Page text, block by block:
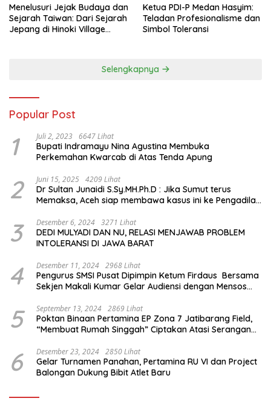
Menelusuri Jejak Budaya dan
Sejarah Taiwan: Dari Sejarah
Jepang di Hinoki Village
Ketua PDI-P Medan Hasyim:
Teladan Profesionalisme dan
Simbol Toleransi
Selengkapnya
Popular Post
1 Juli 2, 2023 6647 Lihat
Bupati Indramayu Nina Agustina Membuka
Perkemahan Kwarcab di Atas Tenda Apung
2 Juni 15, 2025 4209 Lihat
Dr Sultan Junaidi S.Sy.MH.Ph.D : Jika Sumut terus
Memaksa, Aceh siap membawa kasus ini ke Pengadilan
3 Desember 6, 2024 3271 Lihat
DEDI MULYADI DAN NU, RELASI MENJAWAB PROBLEM
INTOLERANSI DI JAWA BARAT
4 Desember 11, 2024 2968 Lihat
Pengurus SMSI Pusat Dipimpin Ketum Firdaus Bersama
Sekjen Makali Kumar Gelar Audiensi dengan Mensos
5 September 13, 2024 2869 Lihat
Poktan Binaan Pertamina EP Zona 7 Jatibarang Field,
“Membuat Rumah Singgah” Ciptakan Atasi Serangan
6 Desember 23, 2024 2850 Lihat
Gelar Turnamen Panahan, Pertamina RU VI dan Project
Balongan Dukung Bibit Atlet Baru